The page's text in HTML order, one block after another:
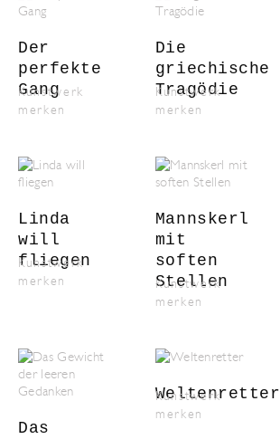
Kunstwerk
merken
Der
perfekte
Gang
Kunstwerk
merken
Die
griechische
Tragödie
Kunstwerk
merken
Linda
will
fliegen
Kunstwerk
merken
Mannskerl
mit
soften
Stellen
Das
Kunstwerk
merken
Weltenretter